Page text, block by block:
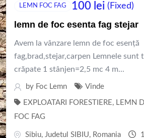
LEMN FOC FAG
100 lei (Fixed)
lemn de foc esenta fag stejar
Avem la vânzare lemn de foc esență
fag,brad,stejar,carpen Lemnele sunt
crăpate 1 stânjen=2,5 mc 4 m...
by Foc Lemn Vinde
EXPLOATARI FORESTIERE, LEMN
FOC FAG
Sibiu, Judetul SIBIU, Romania